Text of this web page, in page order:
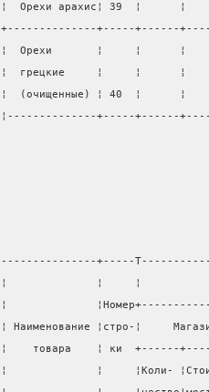
¦  Орехи арахис¦ 39  ¦
+--------------+-----+------
¦  Орехи       ¦     ¦
¦  грецкие     ¦     ¦
¦  (очищенные) ¦ 40  ¦
¦--------------+-----+------
---------------+-----
¦              ¦     ¦
¦
¦ Наименование ¦стро-¦
¦    товара    ¦ ки  +------
¦              ¦     ¦Коли- ¦Стои-